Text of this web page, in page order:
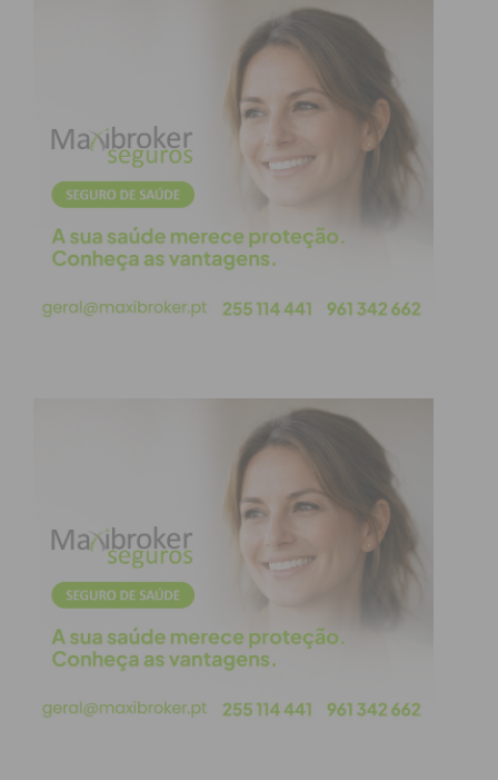
Subscreva a newsletter do
Imediato
Assine nossa newsletter por e-mail e
obtenha de forma regular a informação
atualizada.
Eu li e concordo com ostermos e
condições